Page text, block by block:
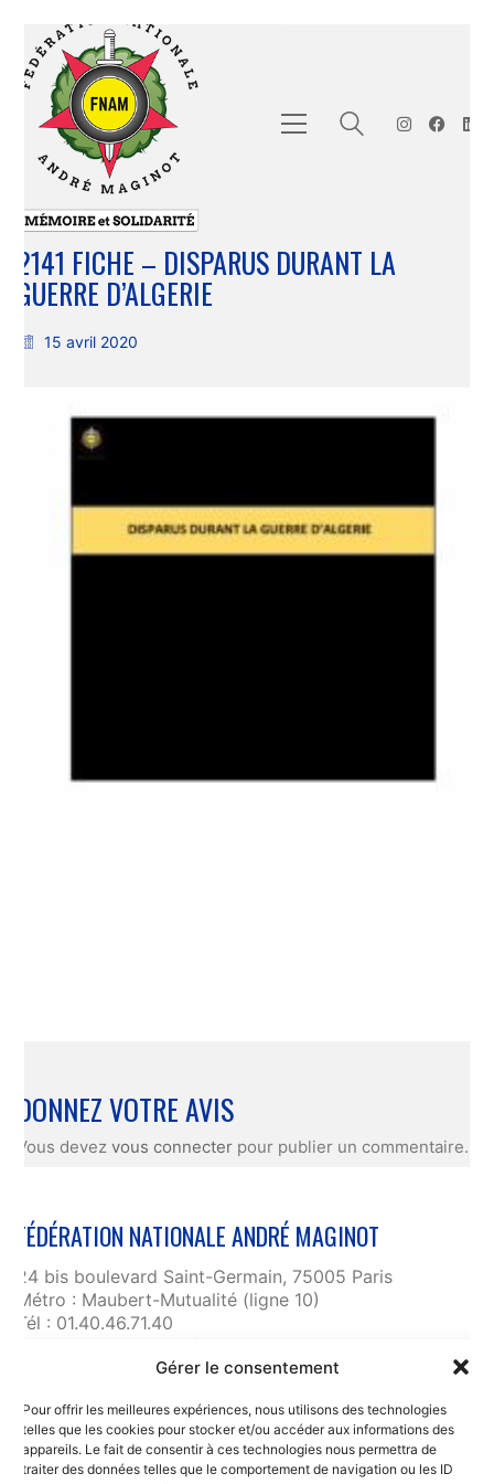
Gérer le consentement
Pour offrir les meilleures expériences, nous utilisons des technologies
telles que les cookies pour stocker et/ou accéder aux informations des
appareils. Le fait de consentir à ces technologies nous permettra de
traiter des données telles que le comportement de navigation ou les ID
2141 FICHE – DISPARUS DURANT LA
GUERRE D’ALGERIE
15 avril 2020
DONNEZ VOTRE AVIS
Vous devez vous connecter pour publier un commentaire.
FÉDÉRATION NATIONALE ANDRÉ MAGINOT
24 bis boulevard Saint-Germain, 75005 Paris
Métro : Maubert-Mutualité (ligne 10)
Tél : 01.40.46.71.40
fnam@maginot.asso.fr
Liens utiles
RGPD et confidentialité des données